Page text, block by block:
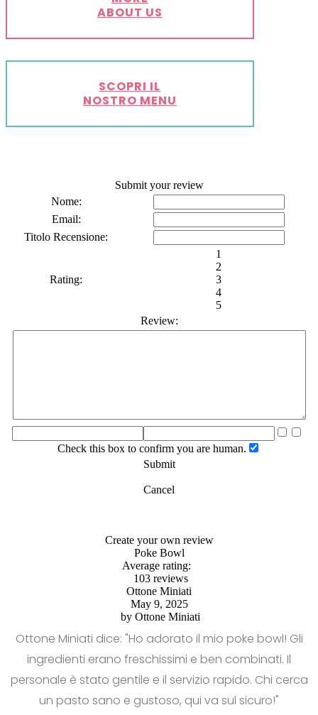
ABOUT US
SCOPRI IL
NOSTRO MENU
Submit your review
Nome:
Email:
Titolo Recensione:
Rating:
1
2
3
4
5
Review:
Check this box to confirm you are human.
Submit
Cancel
Create your own review
Poke Bowl
Average rating:
103 reviews
Ottone Miniati
May 9, 2025
by Ottone Miniati
Ottone Miniati dice: "Ho adorato il mio poke bowl! Gli
ingredienti erano freschissimi e ben combinati. Il
personale è stato gentile e il servizio rapido. Chi cerca
un pasto sano e gustoso, qui va sul sicuro!"